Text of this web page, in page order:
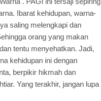
Ibarat kehidupan, warna-
saling melengkapi dan
orang yang makan
tentu menyehatkan. Jadi,
kehidupan ini dengan
berpikir hikmah dan
Yang terakhir, jangan lupa